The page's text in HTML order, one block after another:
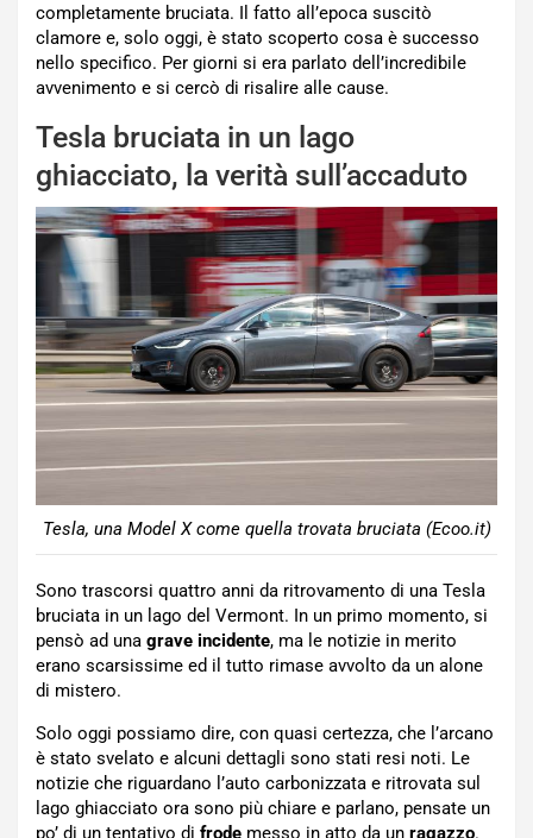
completamente bruciata. Il fatto all’epoca suscitò
clamore e, solo oggi, è stato scoperto cosa è successo
nello specifico. Per giorni si era parlato dell’incredibile
avvenimento e si cercò di risalire alle cause.
Tesla bruciata in un lago
ghiacciato, la verità sull’accaduto
Tesla, una Model X come quella trovata bruciata (Ecoo.it)
Sono trascorsi quattro anni da ritrovamento di una Tesla
bruciata in un lago del Vermont. In un primo momento, si
pensò ad una grave incidente, ma le notizie in merito
erano scarsissime ed il tutto rimase avvolto da un alone
di mistero.
Solo oggi possiamo dire, con quasi certezza, che l’arcano
è stato svelato e alcuni dettagli sono stati resi noti. Le
notizie che riguardano l’auto carbonizzata e ritrovata sul
lago ghiacciato ora sono più chiare e parlano, pensate un
po’ di un tentativo di frode messo in atto da un ragazzo.